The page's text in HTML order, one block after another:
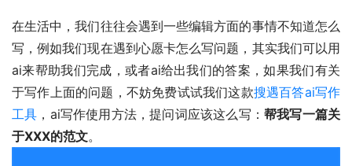
在生活中，我们往往会遇到一些编辑方面的事情不知道怎么
写，例如我们现在遇到心愿卡怎么写问题，其实我们可以用
ai来帮助我们完成，或者ai给出我们的答案，如果我们有关
于写作上面的问题，不妨免费试试我们这款搜遇百答ai写作
工具 ，ai写作使用方法，提问词应该这么写：帮我写一篇关
于XXX的范文。